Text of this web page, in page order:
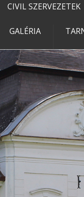
CIVIL SZERVEZETEK
GALÉRIA